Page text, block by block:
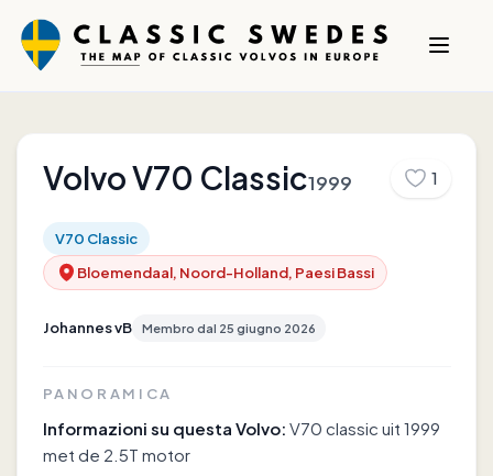
VolvoV70 Classic1999 1
V70 Classic
Bloemendaal, Noord-Holland, Paesi Bassi
Johannes vB Membro dal 25 giugno 2026
PANORAMICA
Informazioni su questa Volvo: V70 classic uit 1999
met de 2.5T motor